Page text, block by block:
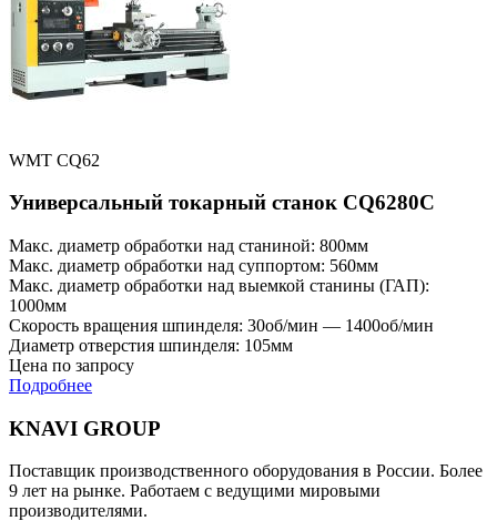
WMT CQ62
Универсальный токарный станок CQ6280C
Макс. диаметр обработки над станиной: 800мм
Макс. диаметр обработки над суппортом: 560мм
Макс. диаметр обработки над выемкой станины (ГАП):
1000мм
Скорость вращения шпинделя: 30об/мин — 1400об/мин
Диаметр отверстия шпинделя: 105мм
Цена по запросу
Подробнее
KNAVI GROUP
Поставщик производственного оборудования в России. Более
9 лет на рынке. Работаем с ведущими мировыми
производителями.